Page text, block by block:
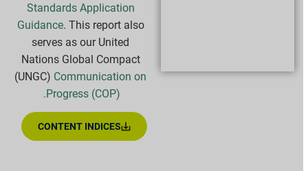
Standards Application
Guidance . This report also
serves as our United
Nations Global Compact
(UNGC)Communication on
Progress (COP).
CONTENT INDICES